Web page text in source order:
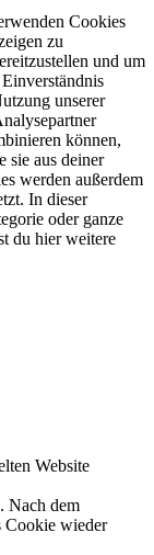
Cookies
zu
und um
unserer
können,
sie aus deiner
werden außerdem
In dieser
oder ganze
du hier weitere
Website
Nach dem
Cookie wieder